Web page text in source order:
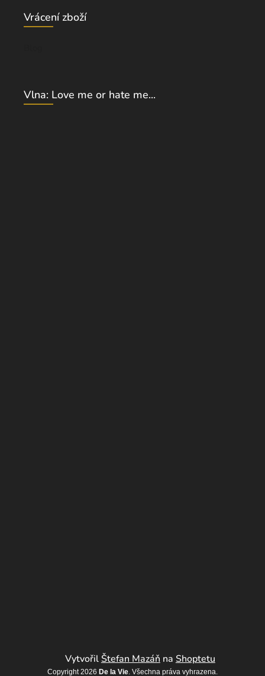
Vrácení zboží
Vlna: Love me or hate me...
VytvořilŠtefan Mazáň na Shoptetu
Copyright 2026 De la Vie . Všechna práva vyhrazena.